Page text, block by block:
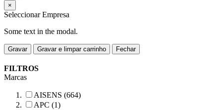
×
Seleccionar Empresa
Some text in the modal.
Gravar Gravar e limpar carrinho Fechar
FILTROS
Marcas
AISENS (664)
APC (1)